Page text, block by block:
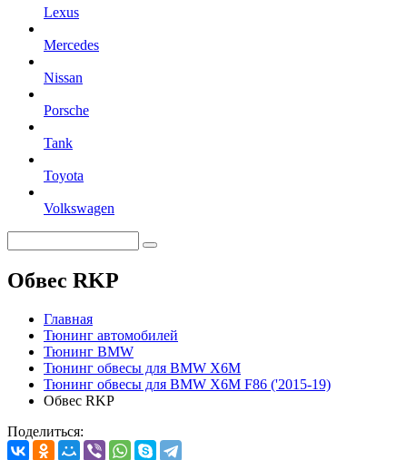
Lexus
Mercedes
Nissan
Porsche
Tank
Toyota
Volkswagen
Обвес RKP
Главная
Тюнинг автомобилей
Тюнинг BMW
Тюнинг обвесы для BMW X6M
Тюнинг обвесы для BMW X6M F86 ('2015-19)
Обвес RKP
Поделиться: